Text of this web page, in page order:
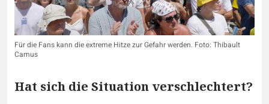
Für die Fans kann die extreme Hitze zur Gefahr werden. Foto: Thibault
Camus
Hat sich die Situation verschlechtert?